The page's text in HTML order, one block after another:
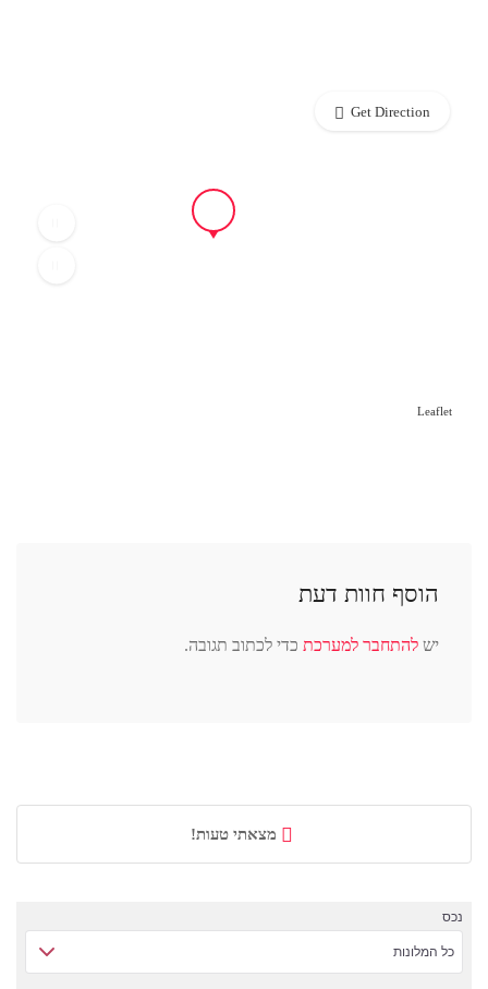
Leaflet
Get Direction
הוסף חוות דעת
יש להתחבר למערכת כדי לכתוב תגובה.
מצאתי טעות!
נכס
כל המלונות